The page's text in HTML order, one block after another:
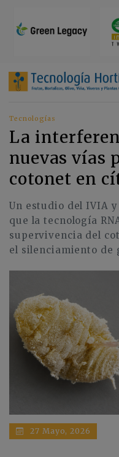
Tecnologías
La
nuevas vías
cotonet en
Un estudio del IVIA
que la tecnología
supervivencia del
el silenciamiento de
27 Mayo, 2026